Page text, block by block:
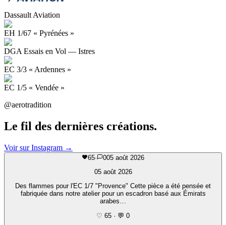
Dassault Aviation
EH 1/67 « Pyrénées »
DGA Essais en Vol — Istres
EC 3/3 « Ardennes »
EC 1/5 « Vendée »
@aerotradition
Le fil des dernières créations.
Voir sur Instagram →
65· 005 août 2026
05 août 2026
Des flammes pour l'EC 1/7 "Provence" Cette pièce a été pensée et
fabriquée dans notre atelier pour un escadron basé aux Émirats
arabes…
♡ 65 · 💬 0